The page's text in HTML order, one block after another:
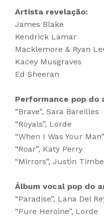
Artista revelação:
James Blake
Kendrick Lamar
Macklemore & Ryan
Kacey Musgraves
Ed Sheeran
Performance pop do
“Brave”, Sara Bareilles
“Royals”, Lorde
“When I Was Your
“Roar”, Katy Perry
“Mirrors”, Justin
Álbum vocal pop do
“Paradise”, Lana Del
“Pure Heroine”, Lorde